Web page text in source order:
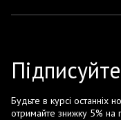
Будьте в курсі останніх
отримайте знижку 5% на